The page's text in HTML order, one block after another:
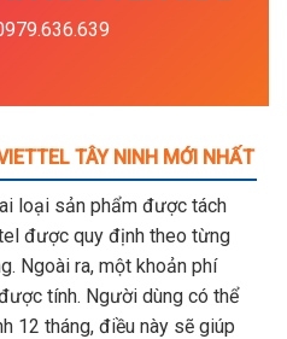
TÂY NINH MỚI NHẤT
loại sản phẩm được tách
được quy định theo từng
Ngoài ra, một khoản phí
tính. Người dùng có thể
12 tháng, điều này sẽ giúp